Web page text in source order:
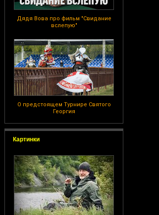
Дядя Вова про фильм "Свидание
вслепую"
О предстоящем Турнире Святого
Георгия
Картинки